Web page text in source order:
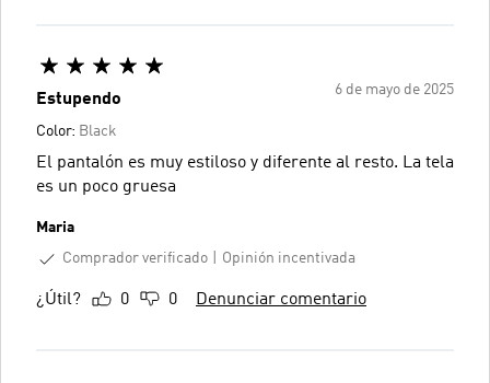
6 de mayo de 2025
Estupendo
Color: Black
El pantalón es muy estiloso y diferente al resto. La tela
es un poco gruesa
Maria
Comprador verificado
Opinión incentivada
¿Útil? 0 0 Denunciar comentario